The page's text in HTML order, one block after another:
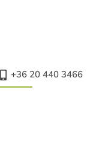
+36 20 440 3466